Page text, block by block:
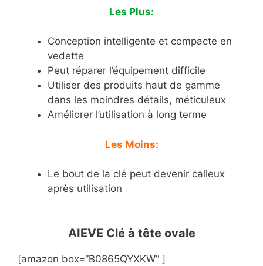
Les Plus:
Conception intelligente et compacte en
vedette
Peut réparer l’équipement difficile
Utiliser des produits haut de gamme
dans les moindres détails, méticuleux
Améliorer l’utilisation à long terme
Les Moins:
Le bout de la clé peut devenir calleux
après utilisation
AIEVE Clé à tête ovale
[amazon box=”B0865QYXKW” ]